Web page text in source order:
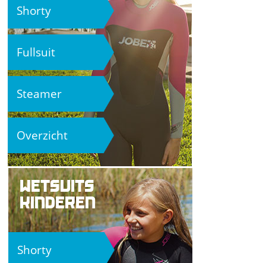
Shorty
Fullsuit
Steamer
Overzicht
WETSUITS
KINDEREN
Shorty